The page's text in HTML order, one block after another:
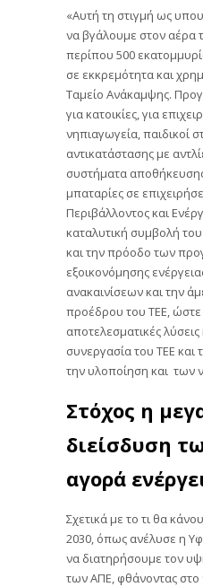
«Αυτή τη στιγμή ως
να βγάλουμε στον
περίπου 500
σε εκκρεμότητα και
Ταμείο Ανάκαμψης.
για κατοικίες, για
νηπιαγωγεία, παιδικοί
αντικατάστασης με
συστήματα
μπαταρίες σε
Περιβάλλοντος και
καταλυτική συμβολή
και την πρόοδο των
εξοικονόμησης
ανακαινίσεων και την
προέδρου του ΤΕΕ, ώστε
αποτελεσματικές
συνεργασία του ΤΕΕ και
την υλοποίηση και
Στόχος η
διείσδυση
αγορά
Σχετικά με το τι θα
2030, όπως ανέλυσε η
να διατηρήσουμε τον
των ΑΠΕ, φθάνοντας στο